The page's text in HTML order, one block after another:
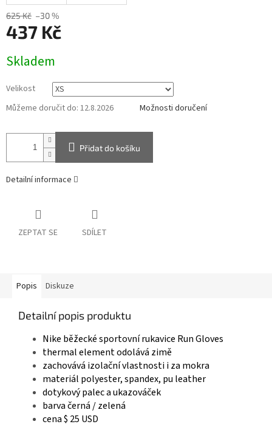
625 Kč –30 %
437 Kč
cena:
Skladem
Velikost
Můžeme doručit do: 12.8.2026 Možnosti doručení
Přidat do košíku
Detailní informace
ZEPTAT SE SDÍLET
Popis Diskuze
Detailní popis produktu
Nike běžecké sportovní rukavice Run Gloves
thermal element odolává zimě
zachovává izolační vlastnosti i za mokra
materiál polyester, spandex, pu leather
dotykový palec a ukazováček
barva černá / zelená
cena $ 25 USD